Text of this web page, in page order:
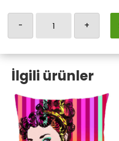
- +
İlgili ürünler